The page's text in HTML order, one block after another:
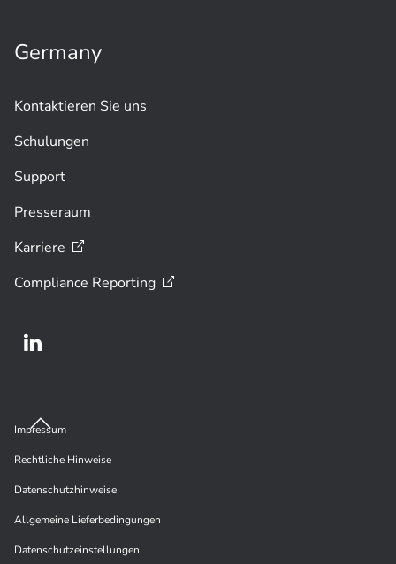
Germany
Kontaktieren Sie uns
Schulungen
Support
Presseraum
Karriere
Compliance Reporting
Impressum
Rechtliche Hinweise
Datenschutzhinweise
Allgemeine Lieferbedingungen
Datenschutzeinstellungen